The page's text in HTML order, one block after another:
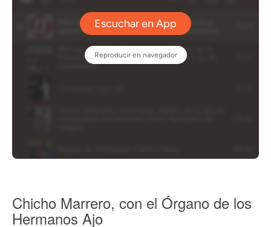
Chicho Marrero, con el Órgano de los
Hermanos Ajo